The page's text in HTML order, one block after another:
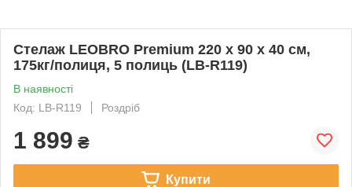
Стелаж LEOBRO Premium 220 х 90 х 40 см,
175кг/полиця, 5 полиць (LB-R119)
В наявності
Код: LB-R119
Роздріб
1 899 ₴
Купити